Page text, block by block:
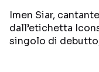
Imen Siar,
dall’etichetta
singolo di